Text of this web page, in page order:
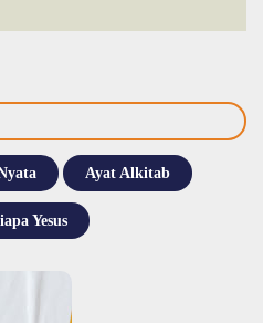
Ayat Alkitab
Yesus